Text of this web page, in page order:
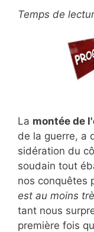
Temps de
La montée de
de la guerre, a
sidération du
soudain tout
nos conquêtes
est au moins
tant nous
première fois